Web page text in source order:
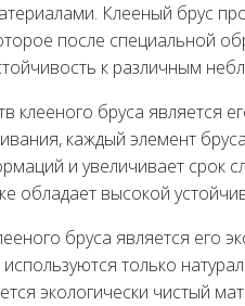
Клееный брус
после специальной
к различным
клееного бруса является
каждый элемент
и увеличивает срок
обладает высокой
бруса является его
используются только
экологически чистый